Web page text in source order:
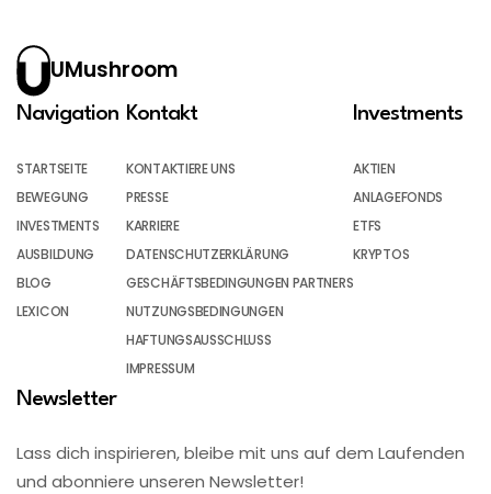
UMushroom
Navigation
STARTSEITE
BEWEGUNG
INVESTMENTS
AUSBILDUNG
BLOG
LEXICON
Kontakt
KONTAKTIERE UNS
PRESSE
KARRIERE
DATENSCHUTZERKLÄRUNG
GESCHÄFTSBEDINGUNGEN PARTNERS
NUTZUNGSBEDINGUNGEN
HAFTUNGSAUSSCHLUSS
IMPRESSUM
Investments
AKTIEN
ANLAGEFONDS
ETFS
KRYPTOS
Newsletter
Lass dich inspirieren, bleibe mit uns auf dem Laufenden
und abonniere unseren Newsletter!